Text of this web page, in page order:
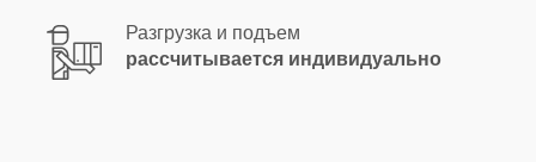
Разгрузка и подъем
рассчитывается индивидуально